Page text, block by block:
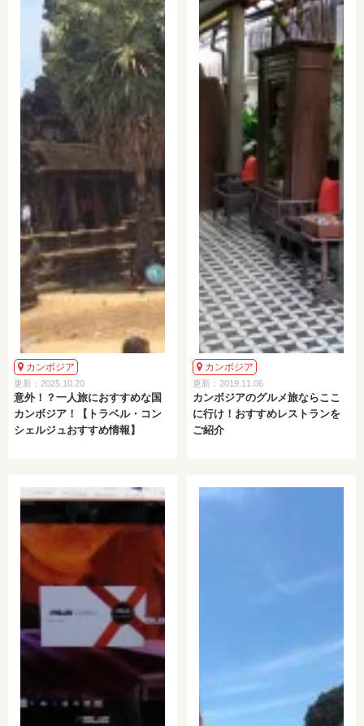
カンボジア
更新：2025.10.20
意外！？一人旅におすすめな国
カンボジア！【トラベル・コン
シェルジュおすすめ情報】
カンボジア
更新：2019.11.06
カンボジアのグルメ旅ならここ
に行け！おすすめレストランを
ご紹介